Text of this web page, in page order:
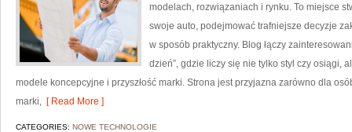
modelach, rozwiązaniach i rynku. To miejsce
swoje auto, podejmować trafniejsze decyzje
w sposób praktyczny. Blog łączy
dzień”, gdzie liczy się nie tylko styl czy osiągi,
modele koncepcyjne i przyszłość marki. Strona jest przyjazna zarówno dla
marki, [ Read More ]
CATEGORIES: NOWE TECHNOLOGIE